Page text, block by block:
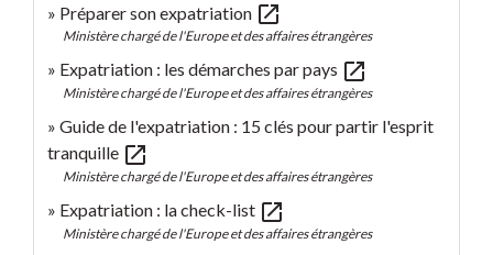
Préparer son expatriation open_in_new
Ministère chargé de l'Europe et des affaires étrangères
Expatriation : les démarches par pays open_in_new
Ministère chargé de l'Europe et des affaires étrangères
Guide de l'expatriation : 15 clés pour partir l'esprit
tranquille open_in_new
Ministère chargé de l'Europe et des affaires étrangères
Expatriation : la check-list open_in_new
Ministère chargé de l'Europe et des affaires étrangères